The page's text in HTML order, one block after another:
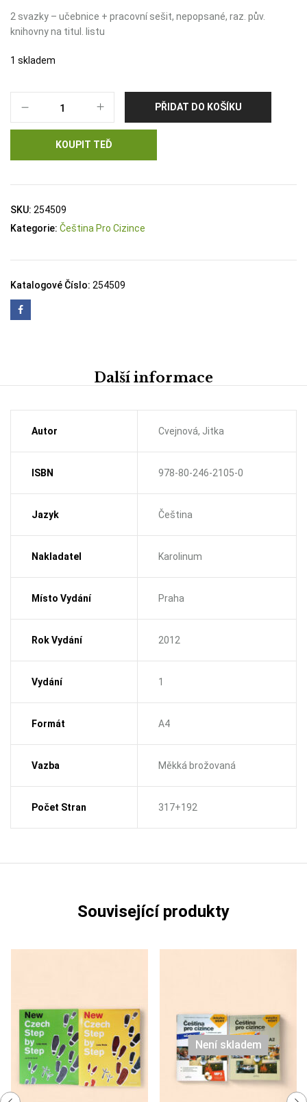
2 svazky – učebnice + pracovní sešit, nepopsané, raz. pův.
knihovny na titul. listu
1 skladem
II
PŘIDAT DO KOŠÍKU
KOUPIT TEĎ
SKU: 254509
Kategorie: Čeština Pro Cizince
Katalogové Číslo: 254509
Další informace
Autor Cvejnová, Jitka
ISBN 978-80-246-2105-0
Jazyk Čeština
Nakladatel Karolinum
Místo Vydání Praha
Rok Vydání 2012
Vydání 1
Formát A4
Vazba Měkká brožovaná
Počet Stran 317+192
Související produkty
Není skladem